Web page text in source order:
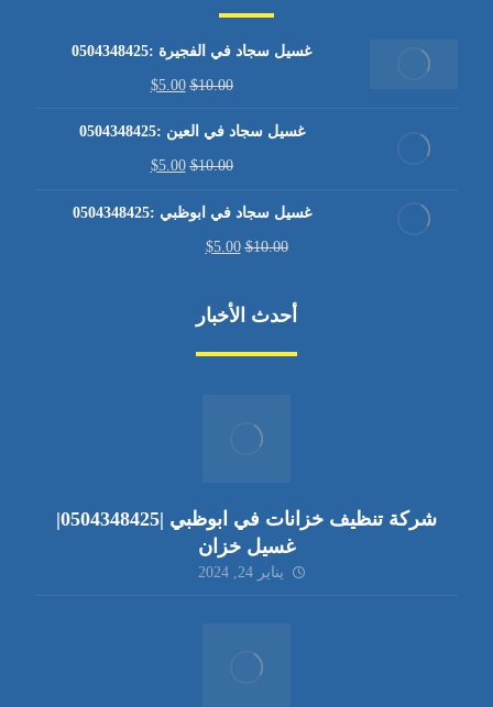
غسيل سجاد في الفجيرة :0504348425
$10.00
$5.00
غسيل سجاد في العين :0504348425
$10.00
$5.00
غسيل سجاد في ابوظبي :0504348425
$10.00
$5.00
أحدث الأخبار
شركة تنظيف خزانات في ابوظبي |0504348425|
غسيل خزان
يناير 24, 2024